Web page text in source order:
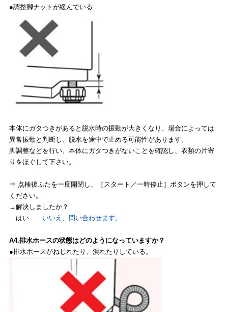
●調整脚ナットが緩んでいる
本体にガタつきがあると脱水時の振動が大きくなり、場合によっては
異常振動と判断し、脱水を途中で止める可能性があります。
脚調整などを行い、本体にガタつきがないことを確認し、衣類の片寄
りをほぐして下さい。
⇒ 点検後ふたを一度開閉し、［スタート／一時停止］ボタンを押して
ください。
→解決しましたか？
はい いいえ、問い合わせます。
A4.排水ホースの状態はどのようになっていますか？
●排水ホースがねじれたり、潰れたりしている。